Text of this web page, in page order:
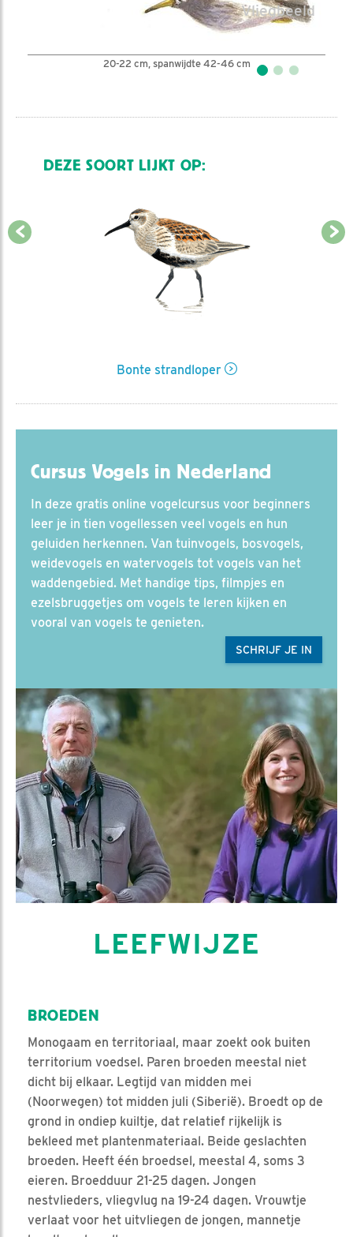
Winterkleed
20-22 cm, spanwijdte 42-46 cm
DEZE SOORT LIJKT OP:
Bonte strandloper
Cursus Vogels in Nederland
In deze gratis online vogelcursus voor beginners
leer je in tien vogellessen veel vogels en hun
geluiden herkennen. Van tuinvogels, bosvogels,
weidevogels en watervogels tot vogels van het
waddengebied. Met handige tips, filmpjes en
ezelsbruggetjes om vogels te leren kijken en
vooral van vogels te genieten.
SCHRIJF JE IN
LEEFWIJZE
BROEDEN
Monogaam en territoriaal, maar zoekt ook buiten
territorium voedsel. Paren broeden meestal niet
dicht bij elkaar. Legtijd van midden mei
(Noorwegen) tot midden juli (Siberië). Broedt op de
grond in ondiep kuiltje, dat relatief rijkelijk is
bekleed met plantenmateriaal. Beide geslachten
broeden. Heeft één broedsel, meestal 4, soms 3
eieren. Broedduur 21-25 dagen. Jongen
nestvlieders, vliegvlug na 19-24 dagen. Vrouwtje
verlaat voor het uitvliegen de jongen, mannetje